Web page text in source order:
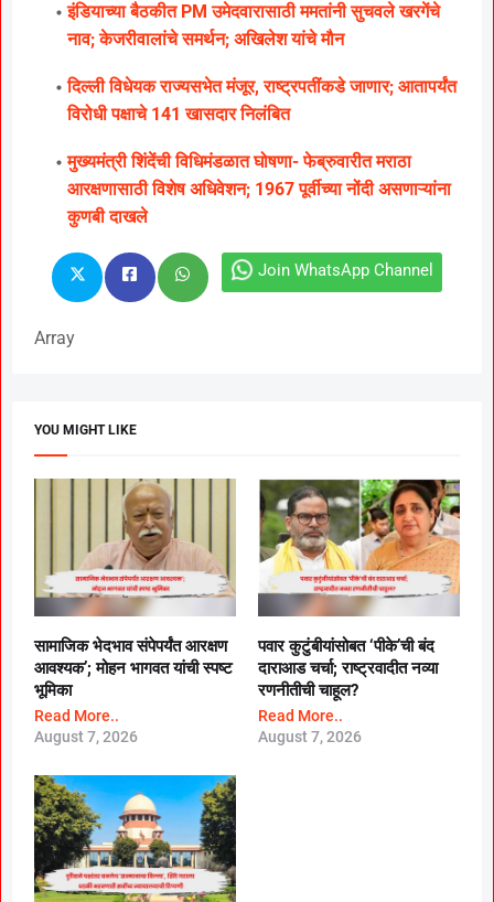
इंडियाच्या बैठकीत PM उमेदवारासाठी ममतांनी सुचवले खरगेंचे
नाव; केजरीवालांचे समर्थन; अखिलेश यांचे मौन
दिल्ली विधेयक राज्यसभेत मंजूर, राष्ट्रपतींकडे जाणार; आतापर्यंत
विरोधी पक्षाचे 141 खासदार निलंबित
मुख्यमंत्री शिंदेंची विधिमंडळात घोषणा- फेब्रुवारीत मराठा
आरक्षणासाठी विशेष अधिवेशन; 1967 पूर्वीच्या नोंदी असणाऱ्यांना
कुणबी दाखले
Join WhatsApp Channel
Array
YOU MIGHT LIKE
सामाजिक भेदभाव संपेपर्यंत आरक्षण
आवश्यक’; मोहन भागवत यांची स्पष्ट
भूमिका
Read More..
August 7, 2026
पवार कुटुंबीयांसोबत ‘पीके’ची बंद
दाराआड चर्चा; राष्ट्रवादीत नव्या
रणनीतीची चाहूल?
Read More..
August 7, 2026